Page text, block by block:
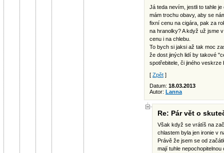
Já teda nevím, jestli to tahle
mám trochu obavy, aby se
fixní cenu na cigára, pak za
na hranolky? A když už jsme
cenu i na chlebu.
To bych si jaksi až tak moc
že dost jiných lidí by takové
spotřebitele, či jiného veskrze
[ Zpět ]
Datum: 18.03.2013
Autor: Lanna
Re: Pár vět o
Však když se vrátíš na
chlastem byla jen ironie v
Právě že jsem se od
mají tuhle